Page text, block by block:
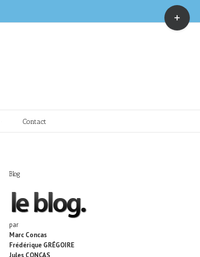
Contact
Blog
par
Marc Concas
Frédérique GRÉGOIRE
Jules CONCAS
Toggle
Sliding
Bar